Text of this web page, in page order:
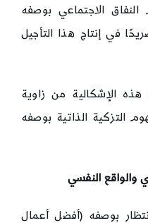
الاجتماعي بوصفه
في إنتاج هذا التأجيل
الإشكالية من زاوية
التزكية الذاتية بوصفه
والواقع النفسي
بوصفه (أفضل أعمال